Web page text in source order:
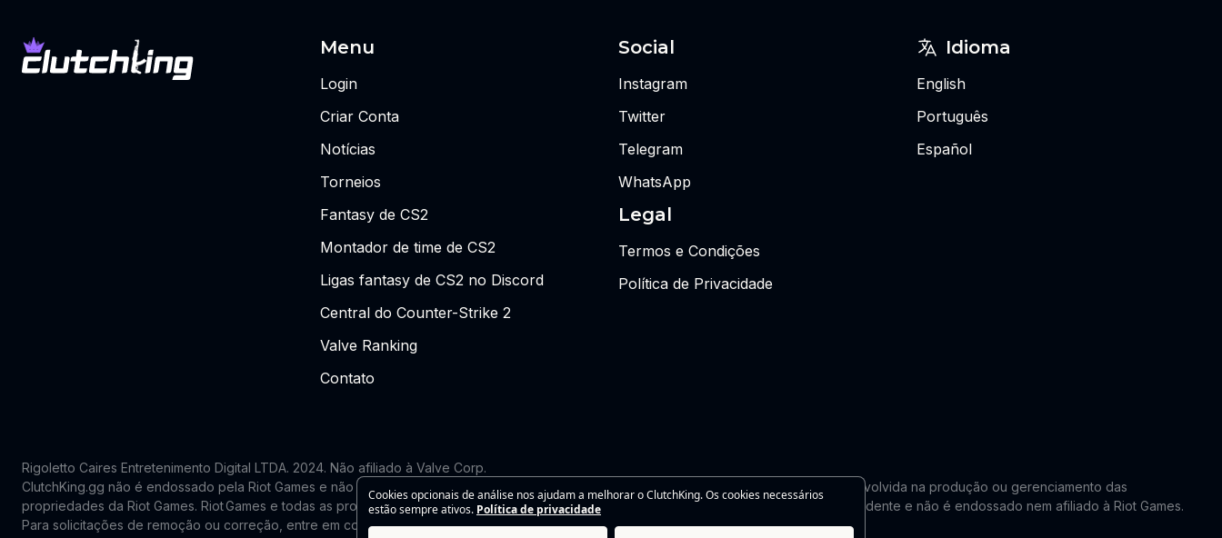
Cookies opcionais de análise nos ajudam a melhorar o ClutchKing. Os cookies necessários
estão sempre ativos. Política de privacidade
Menu
Login
Criar Conta
Notícias
Torneios
Fantasy de CS2
Montador de time de CS2
Ligas fantasy de CS2 no Discord
Central do Counter-Strike 2
Valve Ranking
Contato
Social
Instagram
Twitter
Telegram
WhatsApp
Legal
Termos e Condições
Política de Privacidade
Idioma
English
Português
Español
Rigoletto Caires Entretenimento Digital LTDA. 2024. Não afiliado à Valve Corp.
ClutchKing.gg não é endossado pela Riot Games e não reflete as visões ou opiniões da Riot Games ou de qualquer pessoa formalmente envolvida na produção ou gerenciamento das
propriedades da Riot Games. Riot Games e todas as propriedades associadas são marcas registradas da Riot Games, Inc. Este site é independente e não é endossado nem afiliado à Riot Games.
Para solicitações de remoção ou correção, entre em contato: support@clutchking.com.br